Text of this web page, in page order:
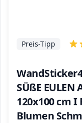
SÜßE EULEN
120x100 cm
Blumen
Preis-Tipp